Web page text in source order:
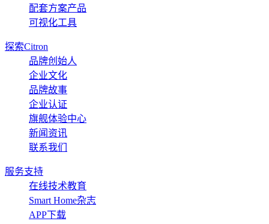
配套方案产品
可视化工具
探索Citron
品牌创始人
企业文化
品牌故事
企业认证
旗舰体验中心
新闻资讯
联系我们
服务支持
在线技术教育
Smart Home杂志
APP下载